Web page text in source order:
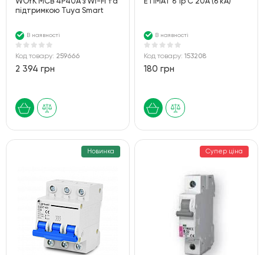
підтримкою Tuya Smart
В наявності
Код товару: 259666
2 394 грн
В наявності
Код товару:153208
180 грн
Новинка Супер ціна